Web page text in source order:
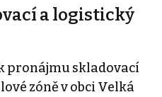
a logistický
pronájmu skladovací
zóně v obci Velká